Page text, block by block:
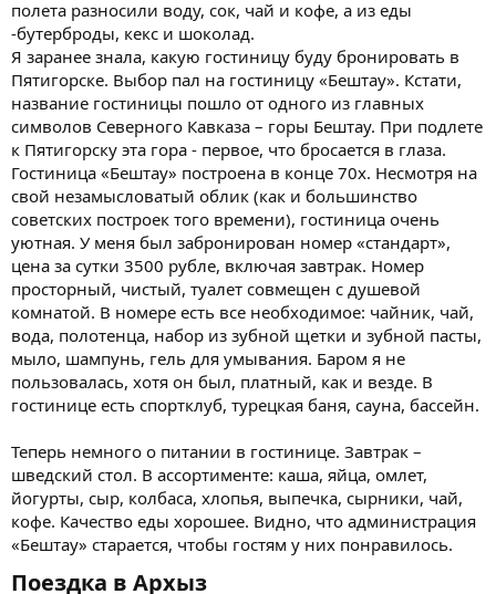
полета разносили воду, сок, чай и кофе, а из еды
-бутерброды, кекс и шоколад.
Я заранее знала, какую гостиницу буду бронировать в
Пятигорске. Выбор пал на гостиницу «Бештау». Кстати,
название гостиницы пошло от одного из главных
символов Северного Кавказа – горы Бештау. При подлете
к Пятигорску эта гора - первое, что бросается в глаза.
Гостиница «Бештау» построена в конце 70х. Несмотря на
свой незамысловатый облик (как и большинство
советских построек того времени), гостиница очень
уютная. У меня был забронирован номер «стандарт»,
цена за сутки 3500 рубле, включая завтрак. Номер
просторный, чистый, туалет совмещен с душевой
комнатой. В номере есть все необходимое: чайник, чай,
вода, полотенца, набор из зубной щетки и зубной пасты,
мыло, шампунь, гель для умывания. Баром я не
пользовалась, хотя он был, платный, как и везде. В
гостинице есть спортклуб, турецкая баня, сауна, бассейн.
Теперь немного о питании в гостинице. Завтрак –
шведский стол. В ассортименте: каша, яйца, омлет,
йогурты, сыр, колбаса, хлопья, выпечка, сырники, чай,
кофе. Качество еды хорошее. Видно, что администрация
«Бештау» старается, чтобы гостям у них понравилось.
Поездка в Архыз​